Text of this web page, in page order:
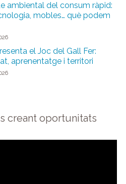
ambiental del consum ràpid:
mobles… què podem
el Joc del Gall Fer:
aprenentatge i territori
creant oportunitats